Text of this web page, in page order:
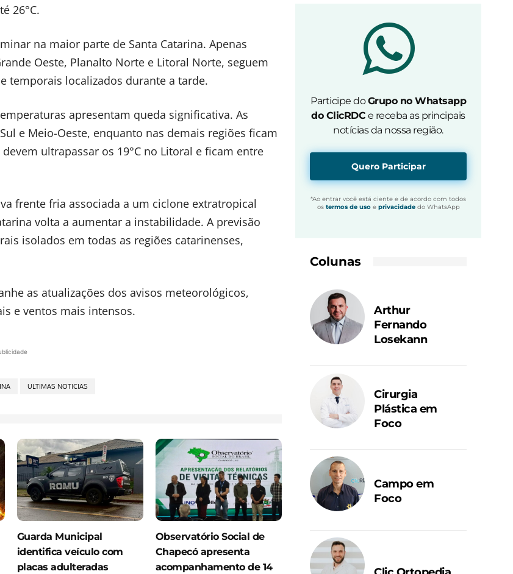
26°C.
na maior parte de Santa Catarina. Apenas
Oeste, Planalto Norte e Litoral Norte, seguem
temporais localizados durante a tarde.
apresentam queda significativa. As
e Meio-Oeste, enquanto nas demais regiões ficam
ultrapassar os 19°C no Litoral e ficam entre
frente fria associada a um ciclone extratropical
volta a aumentar a instabilidade. A previsão
isolados em todas as regiões catarinenses,
as atualizações dos avisos meteorológicos,
e ventos mais intensos.
ULTIMAS NOTICIAS
Guarda Municipal
identifica veículo com
placas adulteradas
Observatório Social de
Chapecó apresenta
acompanhamento de 14
Participe doGrupo no Whatsapp
do ClicRDC e receba as principais
notícias da nossa região.
Quero Participar
*Ao entrar você está ciente e de acordo com todos
os termos de usoe privacidadedo WhatsApp
Colunas
Arthur
Fernando
Losekann
Cirurgia
Plástica em
Foco
Campo em
Foco